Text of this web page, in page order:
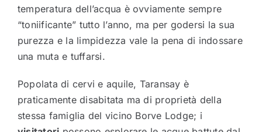
temperatura dell’acqua è ovviamente sempre
“toniificante” tutto l’anno, ma per godersi la sua
purezza e la limpidezza vale la pena di indossare
una muta e tuffarsi.
Popolata di cervi e aquile, Taransay è
praticamente disabitata ma di proprietà della
stessa famiglia del vicino Borve Lodge; i